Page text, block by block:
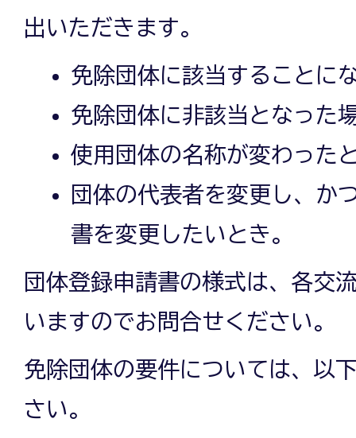
出いただきます。
免除団体に該当することに
免除団体に非該当となった
使用団体の名称が変わった
団体の代表者を変更し、か
書を変更したいとき。
団体登録申請書の様式は、各交
いますのでお問合せください。
免除団体の要件については、以
さい。